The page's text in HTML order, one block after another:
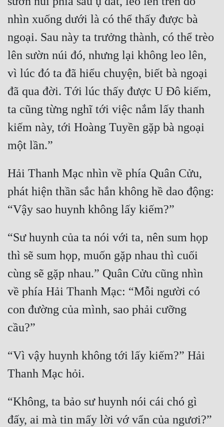
nhìn xuống dưới là có thể thấy được bà
ngoại. Sau này ta trưởng thành, có thể trèo
lên sườn núi đó, nhưng lại không leo lên,
vì lúc đó ta đã hiểu chuyện, biết bà ngoại
đã qua đời. Tới lúc thấy được U Đô kiếm,
ta cũng từng nghĩ tới việc nắm lấy thanh
kiếm này, tới Hoàng Tuyền gặp bà ngoại
Hải Thanh Mạc nhìn về phía Quân Cửu,
phát hiện thần sắc hắn không hề dao động:
“Sư huynh của ta nói với ta, nên sum họp
thì sẽ sum họp, muốn gặp nhau thì cuối
cùng sẽ gặp nhau.” Quân Cửu cũng nhìn
về phía Hải Thanh Mạc: “Mỗi người có
con đường của mình, sao phải cưỡng
“Vì vậy huynh không tới lấy kiếm?” Hải
“Không, ta bảo sư huynh nói cái chó gì
đấy, ai mà tin mấy lời vớ vẩn của ngươi?”